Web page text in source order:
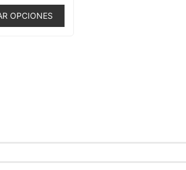
OPCIONES